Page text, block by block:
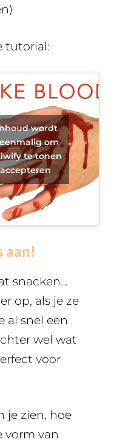
tutorial:
wordt
om
te tonen
aan!
snacken…
op, als je ze
al snel een
wel wat
voor
je zien, hoe
vorm van